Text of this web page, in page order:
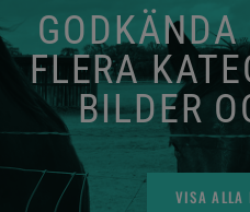
FLERA
BILDER
VISA ALLA